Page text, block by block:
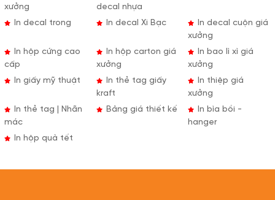
xưởng
decal nhựa
In decal trong In decal Xi Bạc
In decal cuộn giá
xưởng
In hộp cứng cao
cấp
In hộp carton giá
xưởng
In bao lì xì giá
xưởng
In giấy mỹ thuật
In thẻ tag giấy
kraft
In thiệp giá
xưởng
In thẻ tag | Nhãn
mác
Bảng giá thiết kế
In bìa bồi -
hanger
In hộp quà tết